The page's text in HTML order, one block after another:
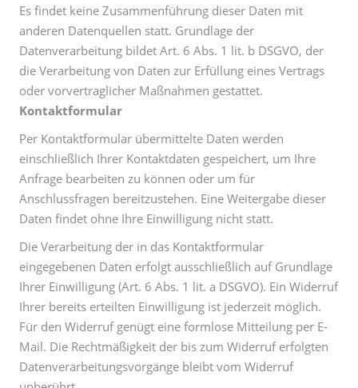
Es findet keine Zusammenführung dieser Daten mit
anderen Datenquellen statt. Grundlage der
Datenverarbeitung bildet Art. 6 Abs. 1 lit. b DSGVO, der
die Verarbeitung von Daten zur Erfüllung eines Vertrags
oder vorvertraglicher Maßnahmen gestattet.
Kontaktformular
Per Kontaktformular übermittelte Daten werden
einschließlich Ihrer Kontaktdaten gespeichert, um Ihre
Anfrage bearbeiten zu können oder um für
Anschlussfragen bereitzustehen. Eine Weitergabe dieser
Daten findet ohne Ihre Einwilligung nicht statt.
Die Verarbeitung der in das Kontaktformular
eingegebenen Daten erfolgt ausschließlich auf Grundlage
Ihrer Einwilligung (Art. 6 Abs. 1 lit. a DSGVO). Ein Widerruf
Ihrer bereits erteilten Einwilligung ist jederzeit möglich.
Für den Widerruf genügt eine formlose Mitteilung per E-
Mail. Die Rechtmäßigkeit der bis zum Widerruf erfolgten
Datenverarbeitungsvorgänge bleibt vom Widerruf